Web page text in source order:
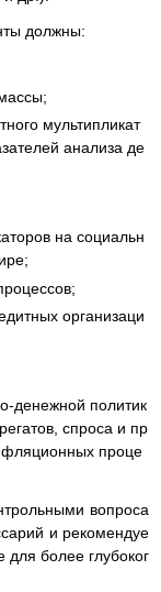
должны:
мультипликат
анализа де
на социальн
организаци
денежной политик
спроса и пр
проце
вопроса
и рекомендуе
более глубоког